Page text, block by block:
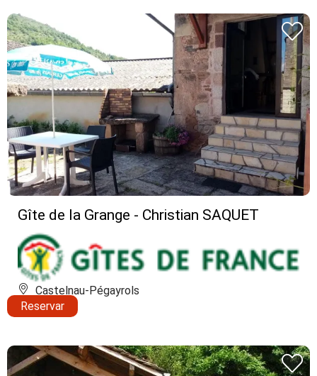
Gîte de la Grange - Christian SAQUET
Castelnau-Pégayrols
Reservar